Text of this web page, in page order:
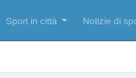
Sport in città Notizie di